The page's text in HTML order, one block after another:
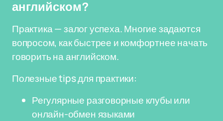
английском?
Практика — залог успеха. Многие задаются
вопросом, как быстрее и комфортнее начать
говорить на английском.
Полезные tips для практики:
Регулярные разговорные клубы или
онлайн-обмен языками